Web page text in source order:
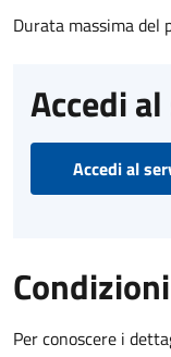
Durata massima
Accedi
Accedi al
Per conoscere i